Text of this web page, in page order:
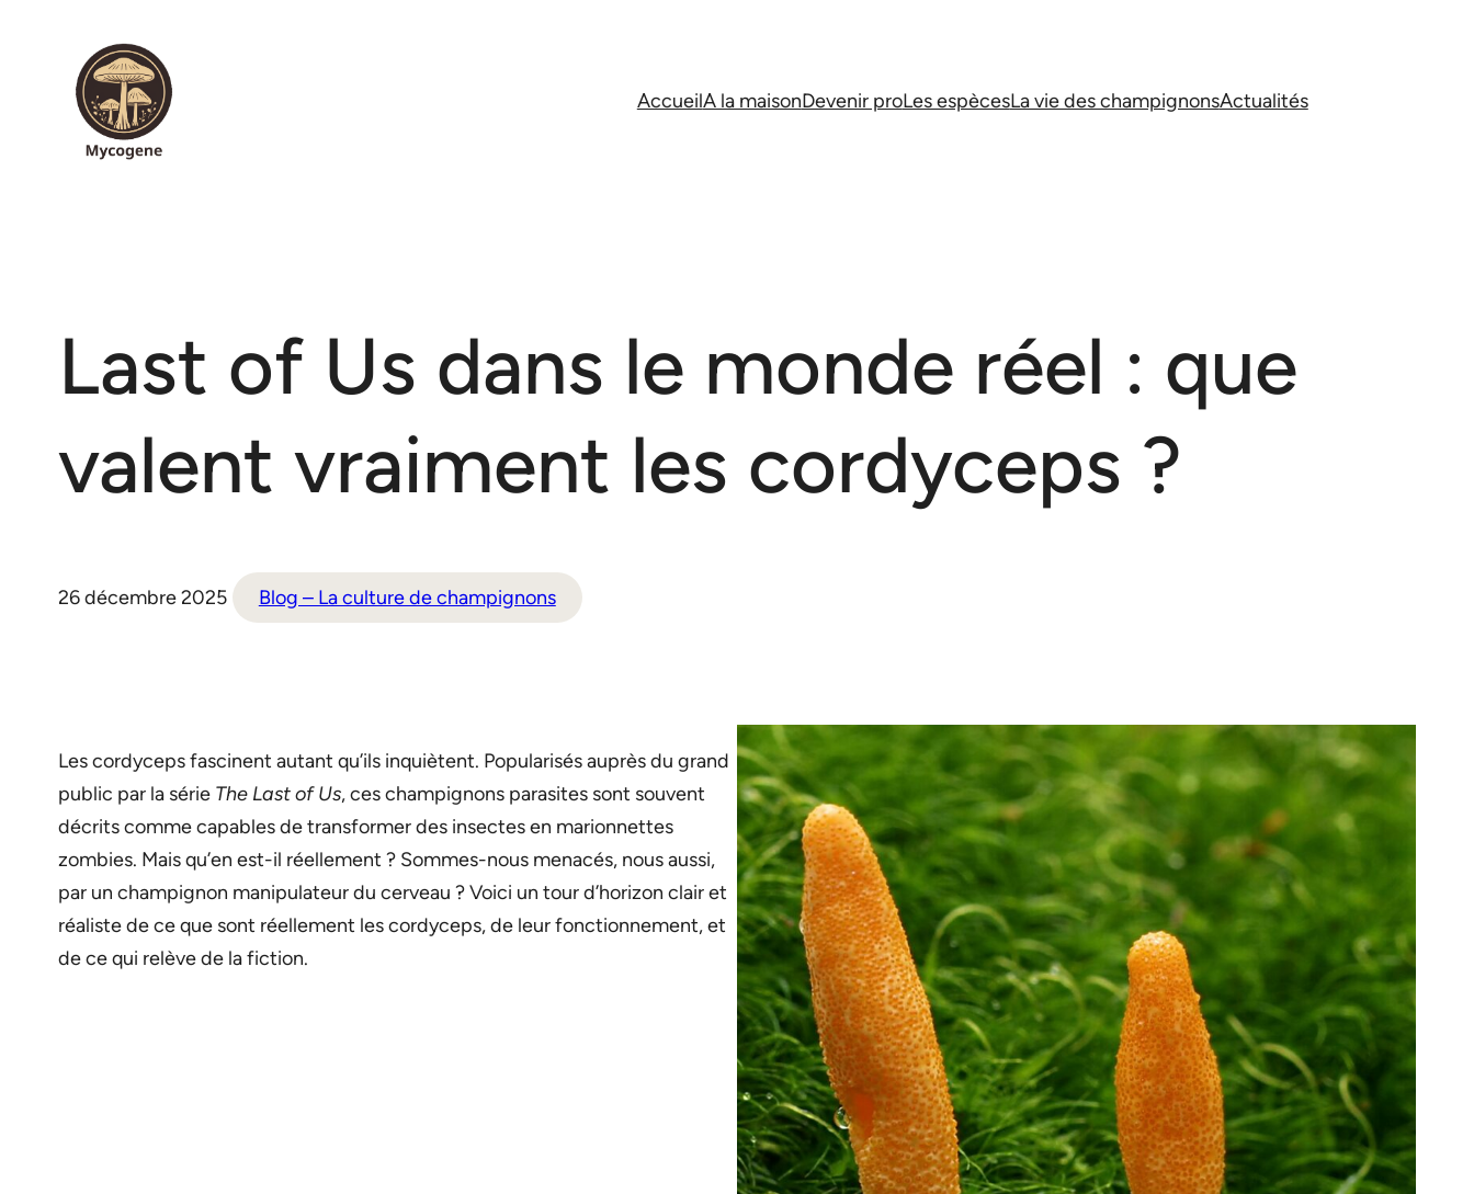
contenu
AccueilA la maisonDevenir proLes espècesLa vie des champignonsActualités
Last of Us dans le monde réel : que
valent vraiment les cordyceps ?
26 décembre 2025 Blog – La culture de champignons
Les cordyceps fascinent autant qu’ils inquiètent. Popularisés auprès du grand
public par la série The Last of Us, ces champignons parasites sont souvent
décrits comme capables de transformer des insectes en marionnettes
zombies. Mais qu’en est-il réellement ? Sommes-nous menacés, nous aussi,
par un champignon manipulateur du cerveau ? Voici un tour d’horizon clair et
réaliste de ce que sont réellement les cordyceps, de leur fonctionnement, et
de ce qui relève de la fiction.